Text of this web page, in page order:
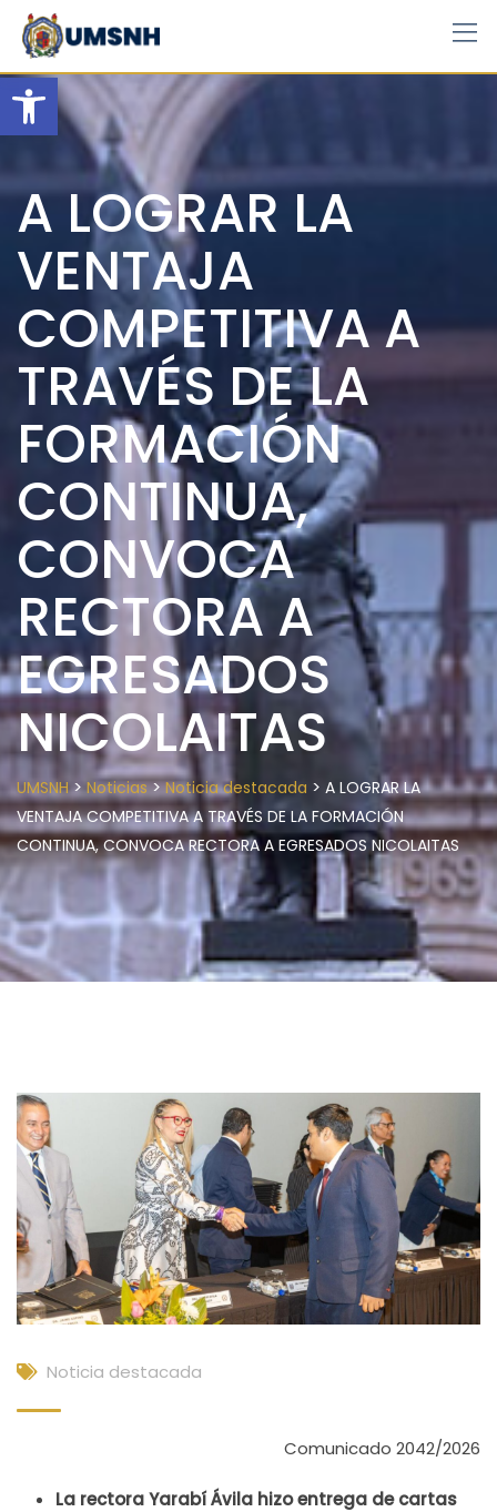
Open toolbar
Skip
content
A LOGRAR LA
VENTAJA
COMPETITIVA A
TRAVÉS DE LA
FORMACIÓN
CONTINUA,
CONVOCA
RECTORA A
EGRESADOS
NICOLAITAS
UMSNH> Noticias>Noticia destacada > A LOGRAR LA
VENTAJA COMPETITIVA A TRAVÉS DE LA FORMACIÓN
CONTINUA, CONVOCA RECTORA A EGRESADOS NICOLAITAS
Noticia destacada
Comunicado 2042/2026
La rectora Yarabí Ávila hizo entrega de cartas